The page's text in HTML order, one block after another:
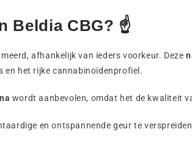
Beldia CBG? ☝️
afhankelijk van ieders voorkeur. Deze
en het rijke cannabinoïdenprofiel.
wordt aanbevolen, omdat het de kwaliteit
en ontspannende geur te